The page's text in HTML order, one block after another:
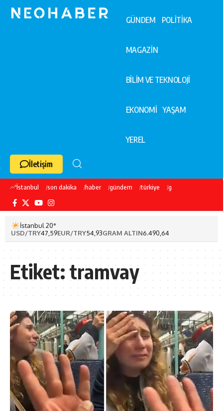
GÜNDEM POLİTİKA
MAGAZİN
BİLİM VE TEKNOLOJİ
EKONOMİ YAŞAM
YEREL
İletişim
İstanbul son dakika haber gündem türkiye galatasaray
İstanbul 20°
USD/TRY47,59EUR/TRY54,93GRAM ALTIN6.490,64
Etiket: tramvay